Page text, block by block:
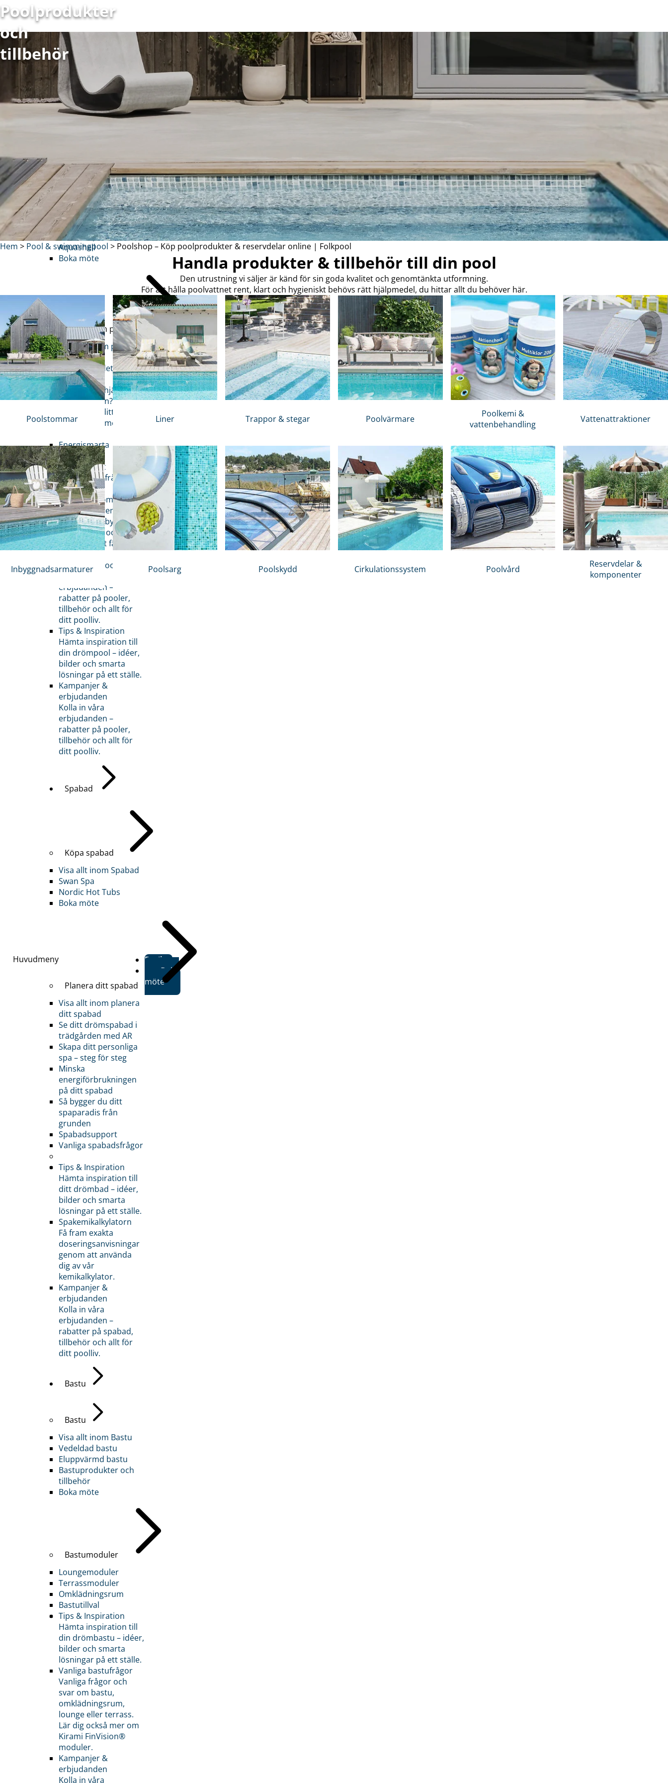
Huvudmeny
Pool
Thermopool Dura
Thermopool Luxe
Träpool Quadra
Gardenpool
Långsmal pool
Energismarta poolen
Glasfiberpool
Aquashell
Boka möte
Planera din pool
Visa allt inom planera
din pool
Vad kostar det att
bygga pool?
Behöver du hjälp med
bygganmälan?
Visualisera ditt
poolprojekt med 3D
Energismarta
lösningar
Poolsupport
Vanliga poolfrågor
Bygg din drömpool
I poolbyggaren har du
chansen att bygga din
pool visuellt och
kunna se det färdiga
Kompletta poolpaket
erbjudanden –
rabatter på pooler,
tillbehör och allt för
ditt poolliv.
Tips & Inspiration
Hämta inspiration till
din drömpool – idéer,
bilder och smarta
lösningar på ett ställe.
Kampanjer &
erbjudanden
Kolla in våra
erbjudanden –
rabatter på pooler,
tillbehör och allt för
ditt poolliv.
Spabad
Köpa spabad
Visa allt inom Spabad
Swan Spa
Nordic Hot Tubs
Boka möte
Planera ditt spabad
Visa allt inom planera
ditt spabad
Se ditt drömspabad i
trädgården med AR
Skapa ditt personliga
spa – steg för steg
Minska
energiförbrukningen
på ditt spabad
Så bygger du ditt
spaparadis från
grunden
Spabadsupport
Vanliga spabadsfrågor
Tips & Inspiration
Hämta inspiration till
ditt drömbad – idéer,
bilder och smarta
lösningar på ett ställe.
Spakemikalkylatorn
Få fram exakta
doseringsanvisningar
genom att använda
dig av vår
kemikalkylator.
Kampanjer &
erbjudanden
Kolla in våra
erbjudanden –
rabatter på spabad,
tillbehör och allt för
ditt poolliv.
Bastu
Bastu
Visa allt inom Bastu
Vedeldad bastu
Eluppvärmd bastu
Bastuprodukter och
tillbehör
Boka möte
Bastumoduler
Loungemoduler
Terrassmoduler
Omklädningsrum
Bastutillval
Tips & Inspiration
Hämta inspiration till
din drömbastu – idéer,
bilder och smarta
lösningar på ett ställe.
Vanliga bastufrågor
Vanliga frågor och
svar om bastu,
omklädningsrum,
lounge eller terrass.
Lär dig också mer om
Kirami FinVision®
moduler.
Kampanjer &
erbjudanden
Kolla in våra
Butiker
Boka
möte
Poolprodukter
och
tillbehör
Hem > Pool & swimmingpool > Poolshop – Köp poolprodukter & reservdelar online | Folkpool
Handla produkter & tillbehör till din pool
Den utrustning vi säljer är känd för sin goda kvalitet och genomtänkta utformning.
För att hålla poolvattnet rent, klart och hygieniskt behövs rätt hjälpmedel, du hittar allt du behöver här.
Poolstommar Liner Trappor & stegar Poolvärmare
Poolkemi &
vattenbehandling
Vattenattraktioner
Inbyggnadsarmaturer Poolsarg Poolskydd Cirkulationssystem Poolvård
Reservdelar &
komponenter